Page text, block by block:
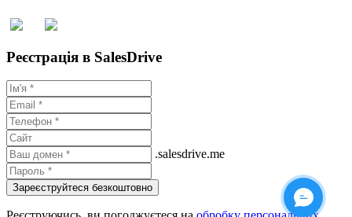
Реєстрація в SalesDrive
.salesdrive.me
Зареєструйтеся безкоштовно